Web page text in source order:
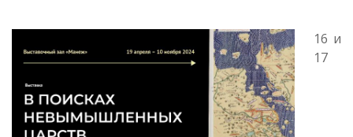
16 и
17